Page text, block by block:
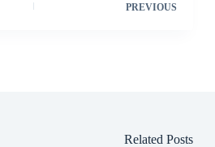
PREVIOUS
Related Posts